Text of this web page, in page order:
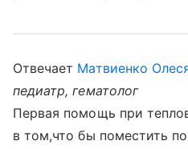
Отвечает Матвиенко
педиатр, гематолог
Первая помощь при
в том,что бы поместить